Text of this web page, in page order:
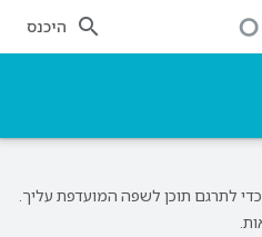
היכנס
‫Google משתמשת בטכנולוגיית AI כדי לתרגם תוכן לשפה המועדפת עליך.